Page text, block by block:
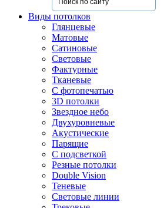
Виды потолков
Глянцевые
Матовые
Сатиновые
Световые
Фактурные
Тканевые
С фотопечатью
3D потолки
Звездное небо
Двухуровневые
Акустические
Парящие
С подсветкой
Резные потолки
Double Vision
Теневые
Световые линии